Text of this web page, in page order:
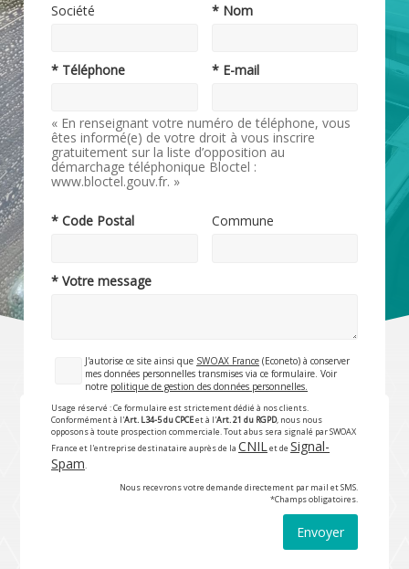
Société * Nom
* Téléphone * E-mail
« En renseignant votre numéro de téléphone, vous
êtes informé(e) de votre droit à vous inscrire
gratuitement sur la liste d’opposition au
démarchage téléphonique Bloctel :
www.bloctel.gouv.fr. »
* Code Postal Commune
* Votre message
J'autorise ce site ainsi que SWOAX France (Econeto) à conserver
mes données personnelles transmises via ce formulaire. Voir
notre politique de gestion des données personnelles.
Usage réservé : Ce formulaire est strictement dédié à nos clients.
Conformément à l'Art. L34-5 du CPCEet à l'Art. 21 du RGPD, nous nous
opposons à toute prospection commerciale. Tout abus sera signalé par SWOAX
France et l'entreprise destinataire auprès de la CNILet de Signal-
Spam.
Nous recevrons votre demande directement par mail et SMS.
*Champs obligatoires.
Envoyer